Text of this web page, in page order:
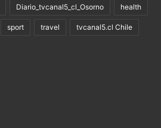
Diario_tvcanal5_cl_Osorno health
sport travel tvcanal5.cl Chile